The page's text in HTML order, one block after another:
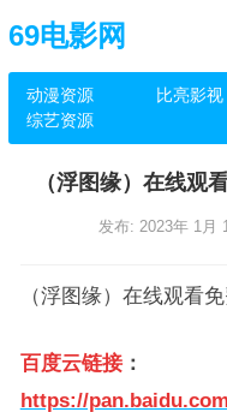
69电影网
动漫资源 比亮影视
综艺资源
（浮图缘）在线观
发布: 2023年 1月
（浮图缘）在线观看
百度云链接：
https://